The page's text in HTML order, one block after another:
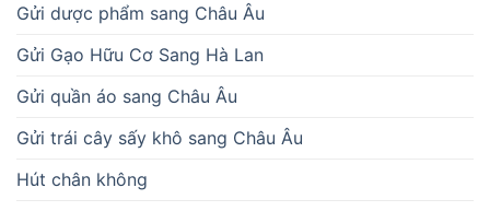
Gửi dược phẩm sang Châu Âu
Gửi Gạo Hữu Cơ Sang Hà Lan
Gửi quần áo sang Châu Âu
Gửi trái cây sấy khô sang Châu Âu
Hút chân không